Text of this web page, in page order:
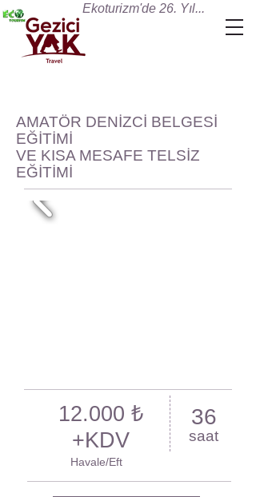
Ekoturizm'de 26. Yıl...
AMATÖR DENİZCİ BELGESİ
EĞİTİMİ
VE KISA MESAFE TELSİZ
EĞİTİMİ
12.000 ₺
+KDV
Havale/Eft
36
saat